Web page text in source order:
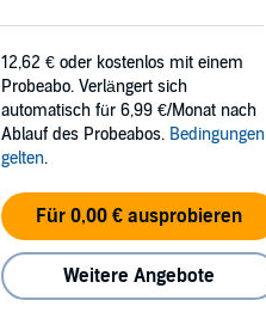
12,62 € oder kostenlos mit einem
Probeabo. Verlängert sich
automatisch für 6,99 €/Monat nach
Ablauf des Probeabos. Bedingungen
gelten.
Für 0,00 € ausprobieren
Weitere Angebote